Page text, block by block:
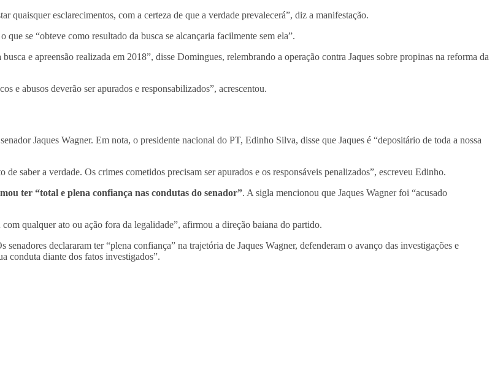
quaisquer esclarecimentos, com a certeza de que a verdade prevalecerá”, diz a manifestação.
que se “obteve como resultado da busca se alcançaria facilmente sem ela”.
e apreensão realizada em 2018”, disse Domingues, relembrando a operação contra Jaques sobre propinas na reforma da
e abusos deverão ser apurados e responsabilizados”, acrescentou.
Jaques Wagner. Em nota, o presidente nacional do PT, Edinho Silva, disse que Jaques é “depositário de toda a nossa
saber a verdade. Os crimes cometidos precisam ser apurados e os responsáveis penalizados”, escreveu Edinho.
ter “total e plena confiança nas condutas do senador”. A sigla mencionou que Jaques Wagner foi “acusado
qualquer ato ou ação fora da legalidade”, afirmou a direção baiana do partido.
declararam ter “plena confiança” na trajetória de Jaques Wagner, defenderam o avanço das investigações e
conduta diante dos fatos investigados”.